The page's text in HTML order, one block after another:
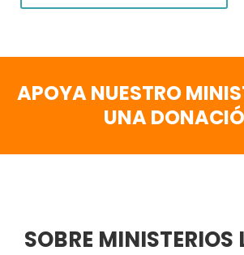
APOYA NUESTRO
UNA
SOBRE MINISTERIOS